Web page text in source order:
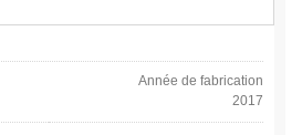
Année de fabrication
2017